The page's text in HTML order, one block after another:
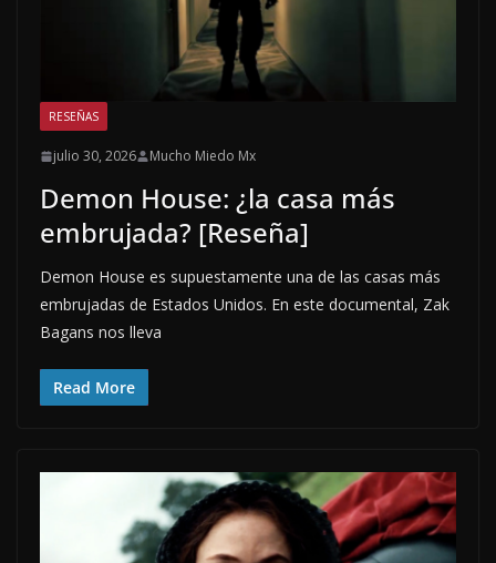
RESEÑAS
julio 30, 2026 Mucho Miedo Mx
Demon House: ¿la casa más
embrujada? [Reseña]
Demon House es supuestamente una de las casas más
embrujadas de Estados Unidos. En este documental, Zak
Bagans nos lleva
Read More